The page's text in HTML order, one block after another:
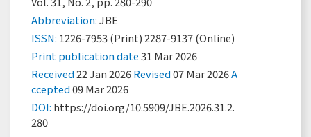
Abbreviation:JBE
ISSN: 1226-7953 (Print) 2287-9137 (Online)
Print publication date31 Mar 2026
Received 22 Jan 2026Revised07 Mar 2026A
ccepted09 Mar 2026
DOI: https://doi.org/10.5909/JBE.2026.31.2.
280